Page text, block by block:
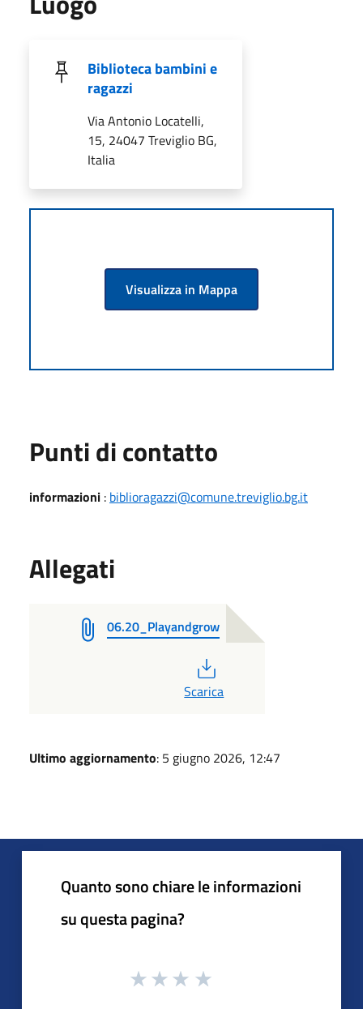
Biblioteca bambini e
ragazzi
Via Antonio Locatelli,
15, 24047 Treviglio BG,
Italia
Visualizza in Mappa
Punti di contatto
informazioni : biblioragazzi@comune.treviglio.bg.it
Allegati
06.20_Playandgrow
Scarica
Ultimo aggiornamento: 5 giugno 2026, 12:47
Quanto sono chiare le informazioni
su questa pagina?